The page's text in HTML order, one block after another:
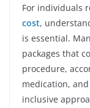
For individuals
cost,
is essential.
packages that
procedure,
medication,
inclusive